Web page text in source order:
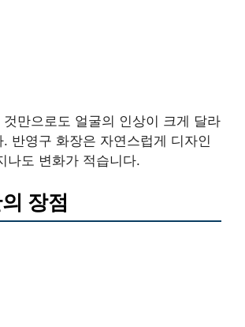
만으로도 얼굴의 인상이 크게 달라
반영구 화장은 자연스럽게 디자인
나도 변화가 적습니다.
장점